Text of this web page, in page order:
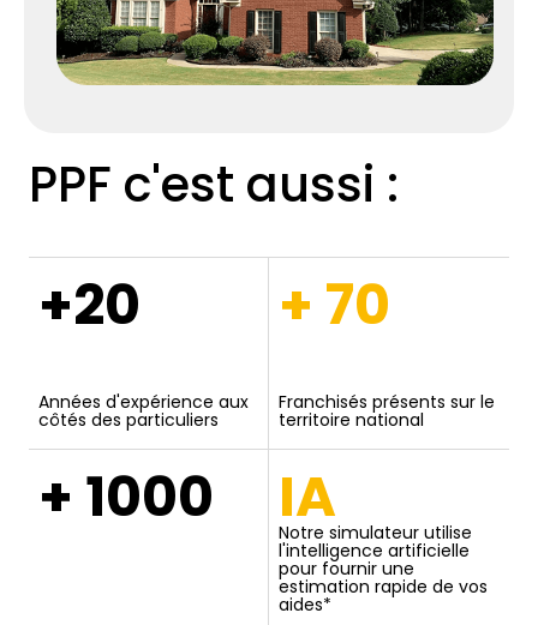
PPF c'est aussi :
+20
Années d'expérience aux
côtés des particuliers
+ 70
Franchisés présents sur le
territoire national
+ 1000 IA
Notre simulateur utilise
l'intelligence artificielle
pour fournir une
estimation rapide de vos
aides*